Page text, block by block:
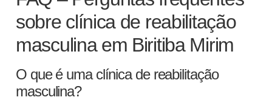
sobre clínica de reabilitação
masculina em Biritiba Mirim
O que é uma clínica de reabilitação
masculina?